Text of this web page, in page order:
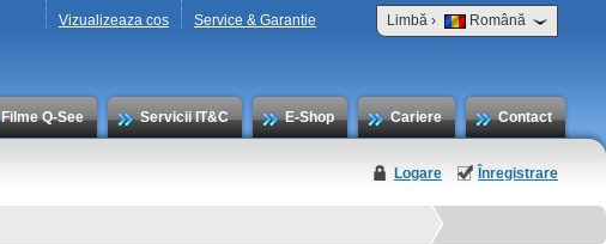
Limbă › Română
Vizualizeaza cos Service & Garantie
Filme Q-See Servicii IT&C E-Shop Cariere Contact
Logare Înregistrare